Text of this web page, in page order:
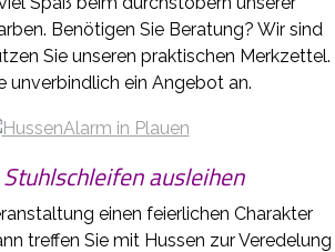
Benötigen Sie Beratung? Wir sind
Sie unseren praktischen Merkzettel.
unverbindlich ein Angebot an.
ausleihen
einen feierlichen Charakter
treffen Sie mit Hussen zur Veredelung